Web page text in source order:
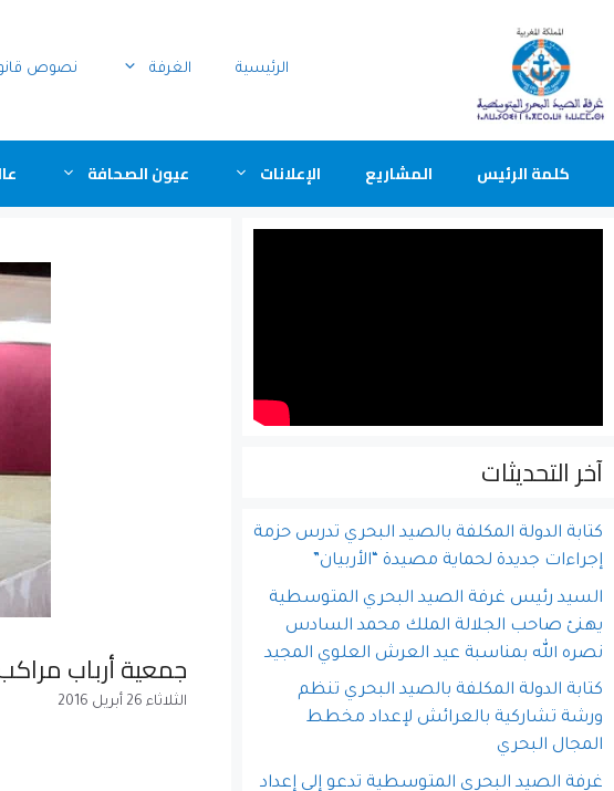
الرئيسية الغرفة نصوص
كلمة الرئيس المشاريع الإعلانات عيون الصحافة
جمعية أرباب مراكب الصيد
الثلاثاء 26 أبريل 2016
آخر التحديثات
كتابة الدولة المكلفة بالصيد البحري تدرس حزمة
إجراءات جديدة لحماية مصيدة “الأربيان”
السيد رئيس غرفة الصيد البحري المتوسطية
يهنئ صاحب الجلالة الملك محمد السادس
نصره الله بمناسبة عيد العرش العلوي المجيد
كتابة الدولة المكلفة بالصيد البحري تنظم
ورشة تشاركية بالعرائش لإعداد مخطط
المجال البحري
غرفة الصيد البحري المتوسطية تدعو إلى إعداد